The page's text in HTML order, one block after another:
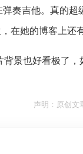
奏吉他。真的
在她的博客上还
景也好看极了，
声明：原创文